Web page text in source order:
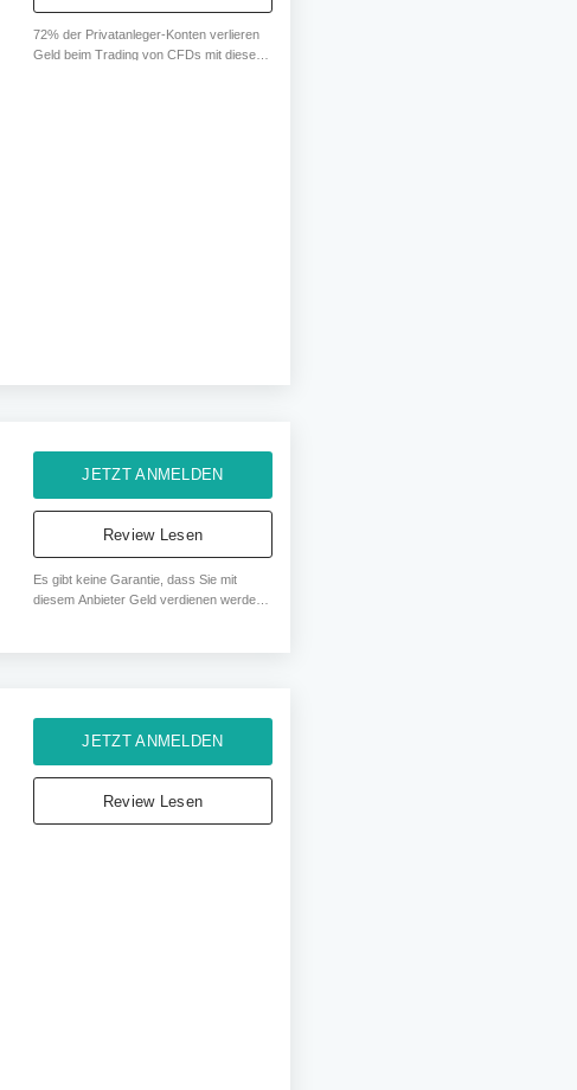
72% der Privatanleger-Konten verlieren
Geld beim Trading von CFDs mit diesem
JETZT ANMELDEN
Review Lesen
Es gibt keine Garantie, dass Sie mit
diesem Anbieter Geld verdienen werden.
JETZT ANMELDEN
Review Lesen